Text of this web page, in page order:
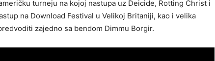
turneju na kojoj nastupa uz Deicide, Rotting Christ i
na Download Festival u Velikoj Britaniji, kao i velika
zajedno sa bendom Dimmu Borgir.